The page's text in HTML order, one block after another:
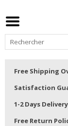
Free Shipping
Satisfaction
1-2 Days Delivery
Free Return